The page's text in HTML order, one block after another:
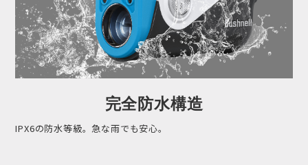
完全防水構造
IPX6の防水等級。急な雨でも安心。